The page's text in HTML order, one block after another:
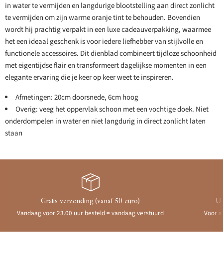
in water te vermijden en langdurige blootstelling aan direct zonlicht
te vermijden om zijn warme oranje tint te behouden. Bovendien
wordt hij prachtig verpakt in een luxe cadeauverpakking, waarmee
het een ideaal geschenk is voor iedere liefhebber van stijlvolle en
functionele accessoires. Dit dienblad combineert tijdloze schoonheid
met eigentijdse flair en transformeert dagelijkse momenten in een
elegante ervaring die je keer op keer weet te inspireren.
Afmetingen: 20cm doorsnede, 6cm hoog
Overig: veeg het oppervlak schoon met een vochtige doek. Niet
onderdompelen in water en niet langdurig in direct zonlicht laten
staan
Gratis verzending (vanaf 50 euro)
Vandaag voor 23.00 uur besteld = vandaag verstuurd Voor